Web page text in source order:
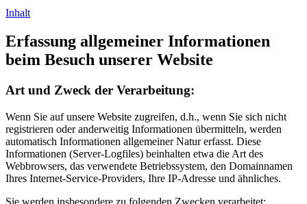
Inhalt
Erfassung allgemeiner Informationen
beim Besuch unserer Website
Art und Zweck der Verarbeitung:
Wenn Sie auf unsere Website zugreifen, d.h., wenn Sie sich nicht
registrieren oder anderweitig Informationen übermitteln, werden
automatisch Informationen allgemeiner Natur erfasst. Diese
Informationen (Server-Logfiles) beinhalten etwa die Art des
Webbrowsers, das verwendete Betriebssystem, den Domainnamen
Ihres Internet-Service-Providers, Ihre IP-Adresse und ähnliches.
Sie werden insbesondere zu folgenden Zwecken verarbeitet: